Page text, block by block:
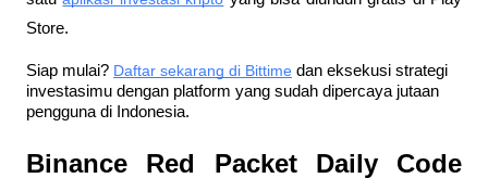
Store.
Siap mulai? Daftar sekarang di Bittime dan eksekusi strategi
investasimu dengan platform yang sudah dipercaya jutaan
pengguna di Indonesia.
Binance Red Packet Daily Code